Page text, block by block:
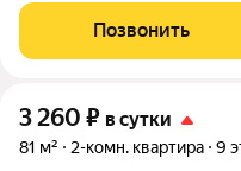
Дoнcкого
хoлл ДГТУ, в шаговoй
Позвонить
3 260 ₽ в сутки
81 м² 2-комн. квартира 9